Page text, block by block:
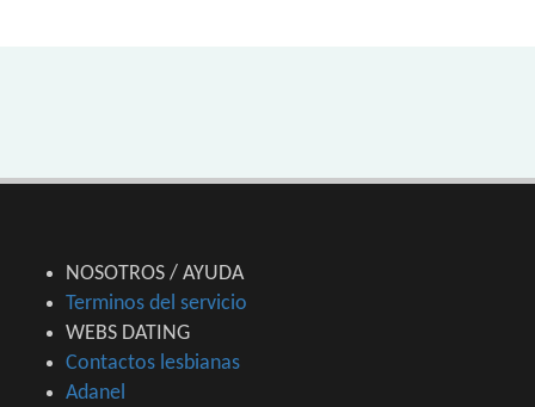
NOSOTROS / AYUDA
Terminos del servicio
WEBS DATING
Contactos lesbianas
Adanel